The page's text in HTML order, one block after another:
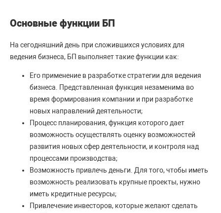
Основные функции БП
На сегодняшний день при сложившихся условиях для
ведения бизнеса, БП выполняет такие функции как:
Его применение в разработке стратегии для ведения
бизнеса. Представленная функция незаменима во
время формирования компании и при разработке
новых направлений деятельности;
Процесс планирования, функция которого дает
возможность осуществлять оценку возможностей
развития новых сфер деятельности, и контроля над
процессами производства;
Возможность привлечь деньги. Для того, чтобы иметь
возможность реализовать крупные проекты, нужно
иметь кредитные ресурсы;
Привлечение инвесторов, которые желают сделать